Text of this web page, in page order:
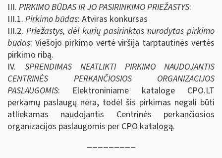
III. PIRKIMO BŪDAS IR JO PASIRINKIMO PRIEŽASTYS:
III.1. Pirkimo būdas: Atviras konkursas
III.2. Priežastys, dėl kurių pasirinktas nurodytas pirkimo
būdas: Viešojo pirkimo vertė viršija tarptautinės vertės
pirkimo ribą.
IV. SPRENDIMAS NEATLIKTI PIRKIMO NAUDOJANTIS
CENTRINĖS PERKANČIOSIOS ORGANIZACIJOS
PASLAUGOMIS: Elektroniniame kataloge CPO.LT
perkamų paslaugų nėra, todėl šis pirkimas negali būti
atliekamas naudojantis Centrinės perkančiosios
organizacijos paslaugomis per CPO katalogą.
_________